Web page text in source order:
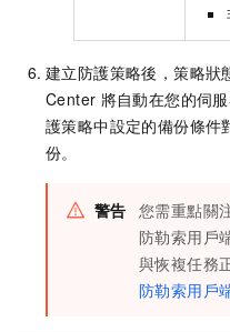
建立防護策略後，策略
Center 將自動在您的伺
護策略中設定的備份條件
份。
警告 您需重點關
防勒索用戶
與恢複任務
防勒索用戶